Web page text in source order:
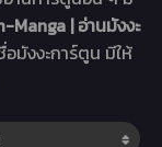
Manga | อ่านมังงะ
มังงะการ์ตูน มีให้